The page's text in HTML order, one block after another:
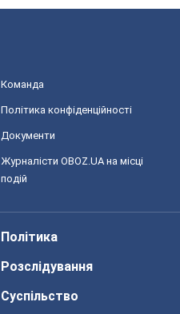
Команда
Політика конфіденційності
Документи
Журналісти OBOZ.UA на місці
подій
Політика
Розслідування
Суспільство